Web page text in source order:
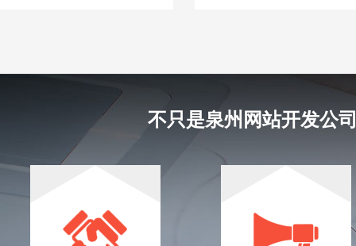
不只是泉州网站开发公